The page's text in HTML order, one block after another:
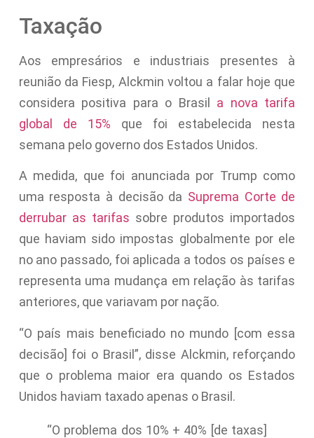
Taxação
Aos empresários e industriais presentes à
reunião da Fiesp, Alckmin voltou a falar hoje que
considera positiva para o Brasil a nova tarifa
global de 15% que foi estabelecida nesta
semana pelo governo dos Estados Unidos.
A medida, que foi anunciada por Trump como
uma resposta à decisão da Suprema Corte de
derrubar as tarifas sobre produtos importados
que haviam sido impostas globalmente por ele
no ano passado, foi aplicada a todos os países e
representa uma mudança em relação às tarifas
anteriores, que variavam por nação.
“O país mais beneficiado no mundo [com essa
decisão] foi o Brasil”, disse Alckmin, reforçando
que o problema maior era quando os Estados
Unidos haviam taxado apenas o Brasil.
“O problema dos 10% + 40% [de taxas]